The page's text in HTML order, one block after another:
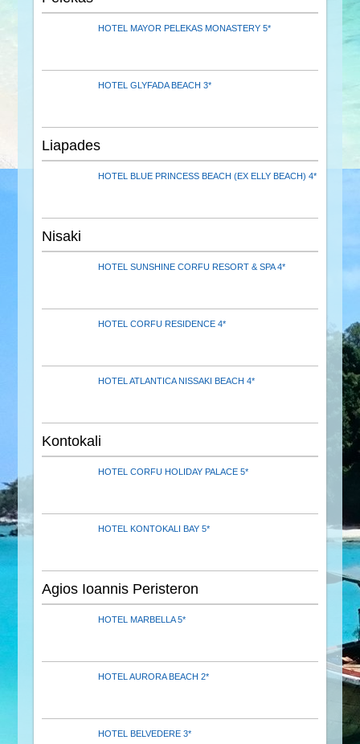
HOTEL MAYOR PELEKAS MONASTERY 5*
HOTEL GLYFADA BEACH 3*
Liapades
HOTEL BLUE PRINCESS BEACH (EX ELLY BEACH) 4*
Nisaki
HOTEL SUNSHINE CORFU RESORT & SPA 4*
HOTEL CORFU RESIDENCE 4*
HOTEL ATLANTICA NISSAKI BEACH 4*
Kontokali
HOTEL CORFU HOLIDAY PALACE 5*
HOTEL KONTOKALI BAY 5*
Agios Ioannis Peristeron
HOTEL MARBELLA 5*
HOTEL AURORA BEACH 2*
HOTEL BELVEDERE 3*